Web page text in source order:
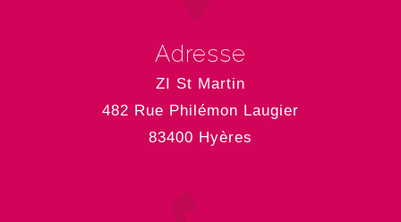
Adresse
ZI St Martin
482 Rue Philémon Laugier
83400 Hyères